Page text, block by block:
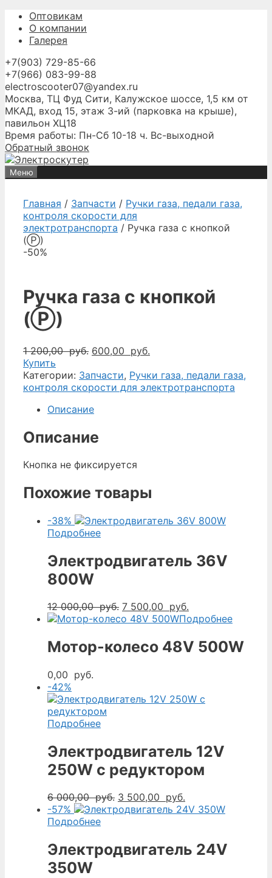
Перейти
содержимому
Оптовикам
О компании
Галерея
+7(903) 729-85-66
+7(966) 083-99-88
electroscooter07@yandex.ru
Москва, ТЦ Фуд Сити, Калужское шоссе, 1,5 км от
МКАД, вход 15, этаж 3-ий (парковка на крыше),
павильон ХЦ18
Время работы: Пн-Сб 10-18 ч. Вс-выходной
Обратный звонок
Меню
Главная / Запчасти / Ручки газа, педали газа,
контроля скорости для
электротранспорта / Ручка газа с кнопкой
(Ⓟ)
-50%
Ручка газа с кнопкой
(Ⓟ)
1 200,00руб. Первоначальная
составляла
1
руб..
600,00 руб.
600,00
руб..
Купить
Категории: Запчасти, Ручки газа, педали газа,
контроля скорости для электротранспорта
Описание
Описание
Кнопка не фиксируется
Похожие товары
-38%
Подробнее
Электродвигатель 36V
800W
12 000,00руб. Первоначальная
цена
12
000,00
7 500,00 руб.
цена:
500,00
руб..
Подробнее
Мотор-колесо 48V 500W
0,00 руб.
-42%
Подробнее
Электродвигатель 12V
250W с редуктором
6 000,00руб. Первоначальная
цена
000,00
руб..
3 500,00 руб.
цена:
руб..
-57%
Подробнее
Электродвигатель 24V
350W